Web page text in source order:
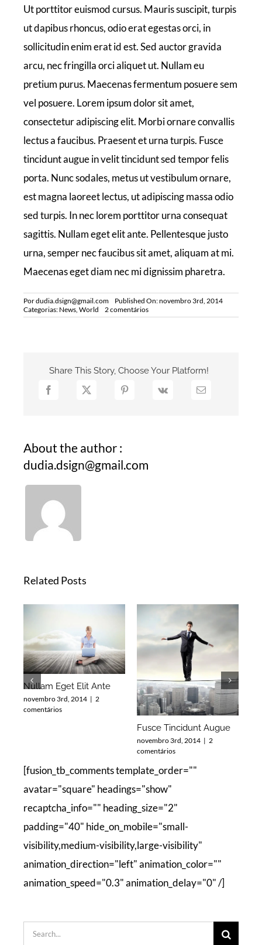
Ut porttitor euismod cursus. Mauris suscipit, turpis
ut dapibus rhoncus, odio erat egestas orci, in
sollicitudin enim erat id est. Sed auctor gravida
arcu, nec fringilla orci aliquet ut. Nullam eu
pretium purus. Maecenas fermentum posuere sem
vel posuere. Lorem ipsum dolor sit amet,
consectetur adipiscing elit. Morbi ornare convallis
lectus a faucibus. Praesent et urna turpis. Fusce
tincidunt augue in velit tincidunt sed tempor felis
porta. Nunc sodales, metus ut vestibulum ornare,
est magna laoreet lectus, ut adipiscing massa odio
sed turpis. In nec lorem porttitor urna consequat
sagittis. Nullam eget elit ante. Pellentesque justo
urna, semper nec faucibus sit amet, aliquam at mi.
Maecenas eget diam nec mi dignissim pharetra.
Pordudia.dsign@gmail.com
Published On: novembro 3rd, 2014
Categorias: News, World 2 comentárioson
Fusce
Share This Story, Choose Your Platform!
About the author :
dudia.dsign@gmail.com
Related Posts
Nullam Eget Elit Ante
novembro 3rd, 2014 | 2
comentários
Fusce Tincidunt Augue
novembro 3rd, 2014 | 2
comentários
[fusion_tb_comments template_order=""
avatar="square" headings="show"
recaptcha_info="" heading_size="2"
padding="40" hide_on_mobile="small-
visibility,medium-visibility,large-visibility"
animation_direction="left" animation_color=""
animation_speed="0.3" animation_delay="0" /]
Buscar